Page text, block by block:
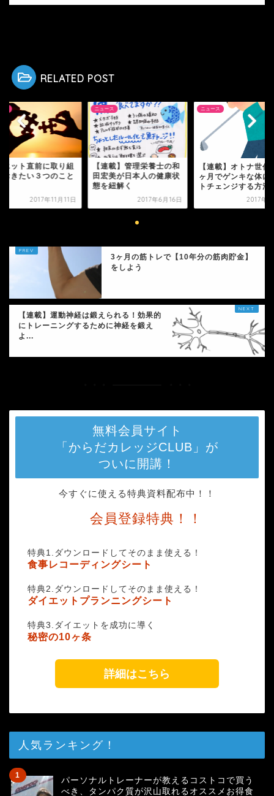
RELATED POST
載】管理栄養士の和
美が日本人の健康状
2017年6月16日
ニュース
【連載】オトナ世代を３
ヶ月でゲンキな体にシフ
トチェンジする方法 V...
2017年8月6日
ニュース
ダイエット直前に取
んでおきたい３つの
2017年11
3ヶ月の筋トレで【10年分の筋肉貯金】
をしよう
【連載】運動神経は鍛えられる！効果的
にトレーニングするために神経を鍛え
よ...
無料会員サイト
「からだカレッジCLUB」が
ついに開講！
今すぐに使える特典資料配布中！！
会員登録特典！！
特典1.ダウンロードしてそのまま使える！
食事レコーディングシート
特典2.ダウンロードしてそのまま使える！
ダイエットプランニングシート
特典3.ダイエットを成功に導く
秘密の10ヶ条
詳細はこちら
人気ランキング！
パーソナルトレーナーが教えるコストコで買う
べき、タンパク質が沢山取れるオススメお得食